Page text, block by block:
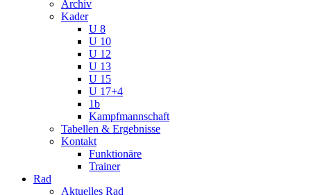
Archiv
Kader
U 8
U 10
U 12
U 13
U 15
U 17+4
1b
Kampfmannschaft
Tabellen & Ergebnisse
Kontakt
Funktionäre
Trainer
Rad
Aktuelles Rad